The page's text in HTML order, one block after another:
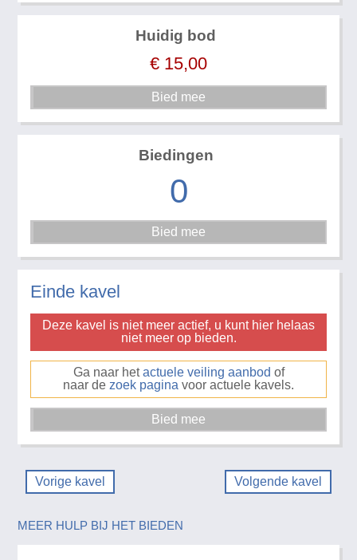
Huidig bod
€ 15,00
Biedingen
0
Einde kavel
Deze kavel is niet meer actief, u kunt hier helaas
niet meer op bieden.
Ga naar hetactuele veiling aanbod of
naar de zoek pagina voor actuele kavels.
Vorige kavel Volgende kavel
MEER HULP BIJ HET BIEDEN